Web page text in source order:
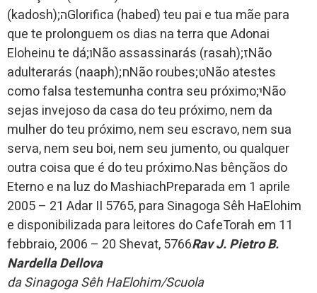
(kadosh);הGlorifica (habed) teu pai e tua mãe para
que te prolonguem os dias na terra que Adonai
Eloheinu te dá;וNão assassinarás (rasah);זNão
adulterarás (naaph);חNão roubes;טNão atestes
como falsa testemunha contra seu próximo;יNão
sejas invejoso da casa do teu próximo, nem da
mulher do teu próximo, nem seu escravo, nem sua
serva, nem seu boi, nem seu jumento, ou qualquer
outra coisa que é do teu próximo.Nas bênçãos do
Eterno e na luz do MashiachPreparada em 1 aprile
2005 – 21 Adar II 5765, para Sinagoga Sêh HaElohim
e disponibilizada para leitores do CafeTorah em 11
febbraio, 2006 – 20 Shevat, 5766Rav J. Pietro B.
Nardella Dellova
da Sinagoga Sêh HaElohim/Scuola